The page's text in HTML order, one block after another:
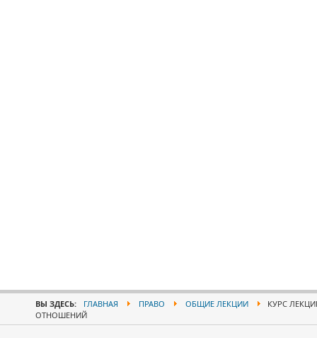
ВЫ ЗДЕСЬ: ГЛАВНАЯ ПРАВО ОБЩИЕ ЛЕКЦИИ
КУРС
ОТНОШЕНИЙ